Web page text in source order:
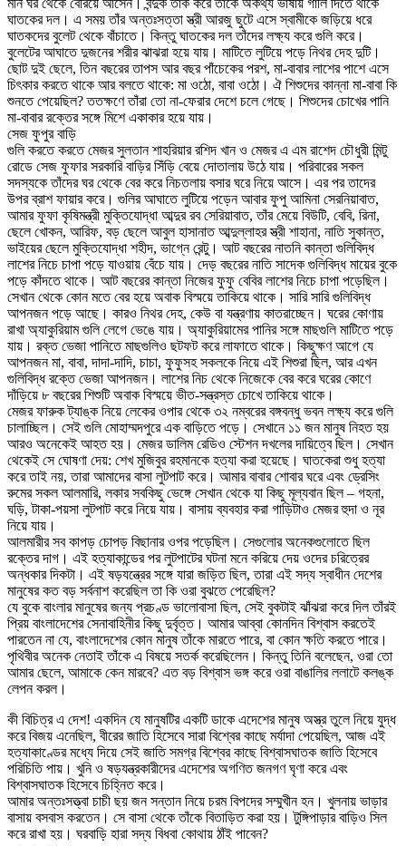
মনি ঘর থেকে বেরিয়ে আসেন। বন্দুক তাক করে তাঁকে অকথ্য ভাষায় গালি দিতে থাকে
ঘাতকের দল। এ সময় তাঁর অন্তঃসত্তা স্ত্রী আরজু ছুটে এসে স্বামীকে জড়িয়ে ধরে
ঘাতকদের বুলেট থেকে বাঁচাতে। কিন্তু ঘাতকের দল তাঁদের লক্ষ্য করে গুলি করে।
বুলেটের আঘাতে দুজনের শরীর ঝাঝরা হয়ে যায়। মাটিতে লুটিয়ে পড়ে নিথর দেহ দুটি।
ছোট দুই ছেলে, তিন বছরের তাপস আর বছর পাঁচেকের পরশ, মা-বাবার লাশের পাশে এসে
চিৎকার করতে থাকে আর বলতে থাকে: মা ওঠো, বাবা ওঠো। ঐ শিশুদের কান্না মা-বাবা কি
শুনতে পেয়েছিল? ততক্ষণে তাঁরা তো না-ফেরার দেশে চলে গেছে। শিশুদের চোখের পানি
মা-বাবার রক্তের সঙ্গে মিশে একাকার হয়ে যায়।
সেজ ফুপুর বাড়ি
গুলি করতে করতে মেজর সুলতান শাহরিয়ার রশিদ খান ও মেজর এ এম রাশেদ চৌধুরী মিন্টু
রোডে সেজ ফুফার সরকারি বাড়ির সিঁড়ি বেয়ে দোতালায় উঠে যায়। পরিবারের সকল
সদস্যকে তাঁদের ঘর থেকে বের করে নিচতলায় বসার ঘরে নিয়ে আসে। এর পর তাদের
উপর ব্রাশ ফায়ার করে। গুলির আঘাতে লুটিয়ে পড়েন আবার ফুপু আমিনা সেরনিয়াবাত,
আমার ফুফা কৃষিমন্ত্রী মুক্তিযোদ্ধা আব্দুর রব সেরিয়াবাত, তাঁর মেয়ে বিউটি, বেবি, রিনা,
ছেলে খোকন, আরিফ, বড় ছেলে আবুল হাসানাত আব্দুল্লাহর স্ত্রী শাহানা, নাতি সুকান্ত,
ভাইয়ের ছেলে মুক্তিযোদ্ধা শহীদ, ভাগ্নে রেন্টু। আট বছরের নাতনি কান্তা গুলিবিদ্ধ
লাশের নিচে চাপা পড়ে যাওয়ায় বেঁচে যায়। দেড় বছরের নাতি সাদেক গুলিবিদ্ধ মায়ের বুকে
পড়ে কাঁদতে থাকে। আট বছরের কান্তা নিজের ফুফু বেবির লাশের নিচে চাপা পড়েছিল।
সেখান থেকে কোন মতে বের হয়ে অবাক বিস্ময়ে তাকিয়ে থাকে। সারি সারি গুলিবিদ্ধ
আপনজন পড়ে আছে। কারও নিথর দেহ, কেউ বা যন্ত্রণায় কাতরাচ্ছেন। ঘরের কোণায়
রাখা অ্যাকুরিয়াম গুলি লেগে ভেঙে যায়। অ্যাকুরিয়ামের পানির সঙ্গে মাছগুলি মাটিতে পড়ে
যায়। রক্ত ভেজা পানিতে মাছগুলিও ছটফট করে লাফাতে থাকে। কিছুক্ষণ আগে যে
আপনজন মা, বাবা, দাদা-দাদি, চাচা, ফুফুসহ সকলকে নিয়ে এই শিশুরা ছিল, আর এখন
গুলিবিদ্ধ রক্তে ভেজা আপনজন। লাশের নিচ থেকে নিজেকে বের করে ঘরের কোণে
দাঁড়িয়ে ৮ বছরের শিশুটি অবাক বিস্ময়ে ভীত-সন্ত্রস্ত চোখে তাকিয়ে থাকে।
মেজর ফারুক ট্যাঙ্ক নিয়ে লেকের ওপার থেকে ৩২ নম্বরের বঙ্গবন্ধু ভবন লক্ষ্য করে গুলি
চালাচ্ছিল। সেই গুলি মোহাম্মদপুরে এক বাড়িতে পড়ে। সেখানে ১১ জন মানুষ নিহত হয়
আরও অনেকেই আহত হয়। মেজর ডালিম রেডিও স্টেশন দখলের দায়িত্বে ছিল। সেখান
থেকেই সে ঘোষণা দেয়: শেখ মুজিবুর রহমানকে হত্যা করা হয়েছে। ঘাতকেরা শুধু হত্যা
করে তাই নয়, তারা আমাদের বাসা লুটপাট করে। আমার বাবার শোবার ঘরে এবং ড্রেসিং
রুমের সকল আলমারি, লকার সবকিছু ভেঙ্গে সেখান থেকে যা কিছু মূল্যবান ছিল – গহনা,
ঘড়ি, টাকা-পয়সা লুটপাট করে নিয়ে যায়। বাসায় ব্যবহার করা গাড়িটাও মেজর হুদা ও নূর
নিয়ে যায়।
আলমারীর সব কাপড় চোপড় বিছানার ওপর পড়েছিল। সেগুলোর অনেকগুলোতে ছিল
রক্তের দাগ। এই হত্যাকান্ডের পর লুটপাটের ঘটনা মনে করিয়ে দেয় ওদের চরিত্রের
অন্ধকার দিকটা। এই ষড়যন্ত্রের সঙ্গে যারা জড়িত ছিল, তারা এই সদ্য স্বাধীন দেশের
মানুষের কত বড় সর্বনাশ করেছিল তা কি ওরা বুঝতে পেরেছিল?
যে বুকে বাংলার মানুষের জন্য প্রচণ্ড ভালোবাসা ছিল, সেই বুকটাই ঝাঁঝরা করে দিল তাঁরই
প্রিয় বাংলাদেশের সেনাবাহিনীর কিছু দুর্বৃত্ত। আমার আব্বা কোনদিন বিশ্বাস করতেই
পারতেন না যে, বাংলাদেশের কোন মানুষ তাঁকে মারতে পারে, বা কোন ক্ষতি করতে পারে।
পৃথিবীর অনেক নেতাই তাঁকে এ বিষয়ে সতর্ক করেছিলেন। কিন্তু তিনি বলেছেন, ওরা তো
আমার ছেলে, আমাকে কেন মারবে? এত বড় বিশ্বাস ভঙ্গ করে ওরা বাঙালির ললাটে কলঙ্ক
লেপন করল।
কী বিচিত্র এ দেশ! একদিন যে মানুষটির একটি ডাকে এদেশের মানুষ অস্ত্র তুলে নিয়ে যুদ্ধ
করে বিজয় এনেছিল, বীরের জাতি হিসেবে সারা বিশ্বের কাছে মর্যাদা পেয়েছিল, আজ এই
হত্যাকাণ্ডের মধ্যে দিয়ে সেই জাতি সমগ্র বিশ্বের কাছে বিশ্বাসঘাতক জাতি হিসেবে
পরিচিতি পায়। খুনি ও ষড়যন্ত্রকারীদের এদেশের অগণিত জনগণ ঘৃণা করে এবং
বিশ্বাসঘাতক হিসেবে চিহ্নিত করে।
আমার অন্তঃসত্ত্বা চাচী ছয় জন সন্তান নিয়ে চরম বিপদের সম্মুখীন হন। খুলনায় ভাড়ার
বাসায় বসবাস করতেন। সে বাসা থেকে তাঁকে বিতাড়িত করা হয়। টুঙ্গিপাড়ার বাড়িও সিল
করে রাখা হয়। ঘরবাড়ি হারা সদ্য বিধবা কোথায় ঠাঁই পাবেন?